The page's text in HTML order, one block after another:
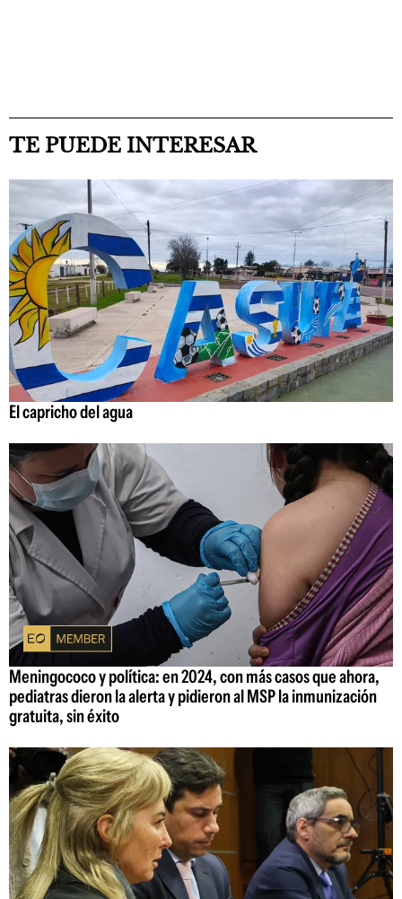
TE PUEDE INTERESAR
El capricho del agua
Meningococo y política: en 2024, con más casos que ahora,
pediatras dieron la alerta y pidieron al MSP la inmunización
gratuita, sin éxito